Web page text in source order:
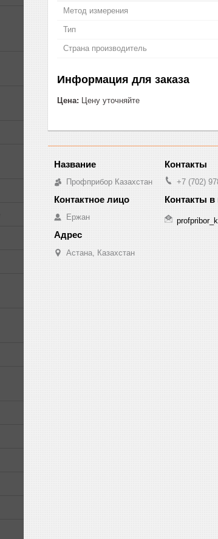
Метод измерения
Тип
Страна производитель
Информация для заказа
Цена: Цену уточняйте
Профприбор Казахстан
Ержан
Астана, Казахстан
+7 (702)